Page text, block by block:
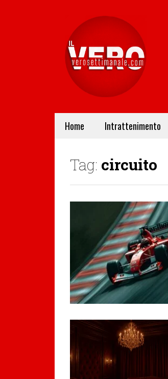
Home Intrattenimento
Tag: circuito